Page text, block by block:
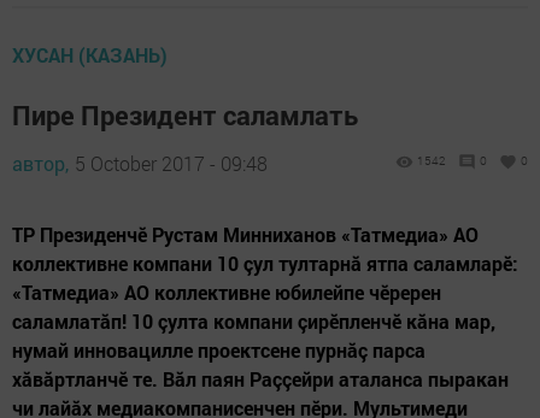
ХУСАН (КАЗАНЬ)
Пире Президент саламлать
автор, 5 October 2017 - 09:48 1542 0 0
ТР Президенчӗ Рустам Минниханов «Татмедиа» АО
коллективне компани 10 çул тултарнă ятпа саламларӗ:
«Татмедиа» АО коллективне юбилейпе чӗререн
саламлатăп! 10 çулта компани çирӗпленчӗ кăна мар,
нумай инновацилле проектсене пурнăç парса
хăвăртланчӗ те. Вăл паян Раççейри аталанса пыракан
чи лайăх медиакомпанисенчен пӗри. Мультимеди